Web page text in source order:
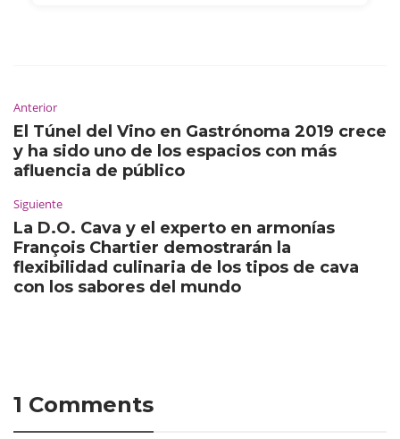
Anterior
El Túnel del Vino en Gastrónoma 2019 crece
y ha sido uno de los espacios con más
afluencia de público
Siguiente
La D.O. Cava y el experto en armonías
François Chartier demostrarán la
flexibilidad culinaria de los tipos de cava
con los sabores del mundo
1 Comments